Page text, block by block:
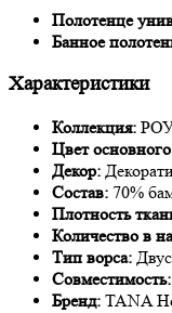
Полотенце
Банное
Характеристики
Коллекция:
Цвет
Декор:
Состав: 70%
Плотность
Количество в
Тип ворса:
Совместимость:
Бренд: TANA